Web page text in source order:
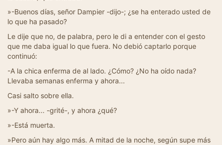
»-Buenos días, señor Dampier -dijo-; ¿se ha enterado usted de
lo que ha pasado?
Le dije que no, de palabra, pero le di a entender con el gesto
que me daba igual lo que fuera. No debió captarlo porque
continuó:
-A la chica enferma de al lado. ¿Cómo? ¿No ha oído nada?
Llevaba semanas enferma y ahora...
Casi salto sobre ella.
»-Y ahora... -grité-, y ahora ¿qué?
»-Está muerta.
»Pero aún hay algo más. A mitad de la noche, según supe más